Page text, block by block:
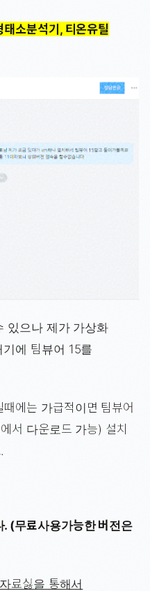
소분석기, 티온유틸
있으나 제가 가상화
에 팀뷰어 15를
에는 가급적이면 팀뷰어
서 다운로드 가능) 설치
(무료사용가능한 버전은
료싫을 통해서